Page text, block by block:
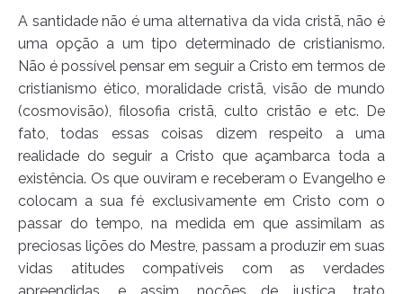
A santidade não é uma alternativa da vida cristã, não é
uma opção a um tipo determinado de cristianismo.
Não é possível pensar em seguir a Cristo em termos de
cristianismo ético, moralidade cristã, visão de mundo
(cosmovisão), filosofia cristã, culto cristão e etc. De
fato, todas essas coisas dizem respeito a uma
realidade do seguir a Cristo que açambarca toda a
existência. Os que ouviram e receberam o Evangelho e
colocam a sua fé exclusivamente em Cristo com o
passar do tempo, na medida em que assimilam as
preciosas lições do Mestre, passam a produzir em suas
vidas atitudes compatíveis com as verdades